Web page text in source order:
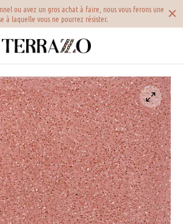
ou avez un gros achat à faire, nous vous ferons une
à laquelle vous ne pourrez résister.